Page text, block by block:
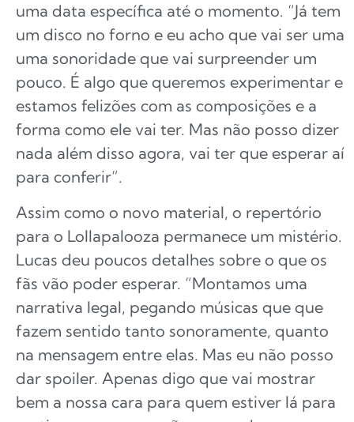
uma data específica até o momento. “Já tem
um disco no forno e eu acho que vai ser uma
uma sonoridade que vai surpreender um
pouco. É algo que queremos experimentar e
estamos felizões com as composições e a
forma como ele vai ter. Mas não posso dizer
nada além disso agora, vai ter que esperar aí
para conferir”.
Assim como o novo material, o repertório
para o Lollapalooza permanece um mistério.
Lucas deu poucos detalhes sobre o que os
fãs vão poder esperar. “Montamos uma
narrativa legal, pegando músicas que que
fazem sentido tanto sonoramente, quanto
na mensagem entre elas. Mas eu não posso
dar spoiler. Apenas digo que vai mostrar
bem a nossa cara para quem estiver lá para